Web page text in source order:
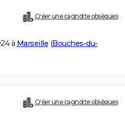
Créer une cagnotte obsèques
à Marseille (Bouches-du-
Créer une cagnotte obsèques